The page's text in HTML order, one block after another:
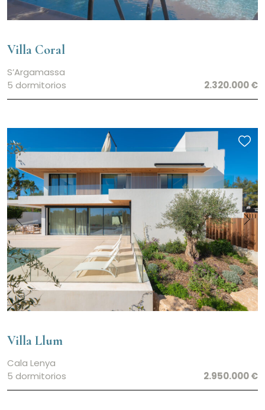
Villa Coral
S’Argamassa
5 dormitorios
2.320.000 €
Villa Llum
Cala Lenya
5 dormitorios
2.950.000 €